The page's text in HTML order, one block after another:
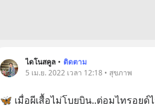
ไดโนสคูล • ติดตาม
5 เม.ย. 2022 เวลา 12:18 • สุขภาพ
🦋 เมื่อผีเสื้อไม่โบยบิน..ต่อมไทรอยด์